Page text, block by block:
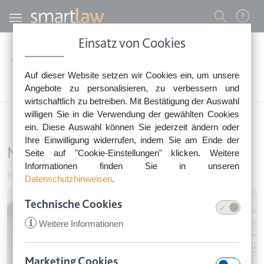
Einsatz von Cookies
Auf dieser Website setzen wir Cookies ein, um unsere
Angebote zu personalisieren, zu verbessern und
wirtschaftlich zu betreiben. Mit Bestätigung der Auswahl
willigen Sie in die Verwendung der gewählten Cookies
ein. Diese Auswahl können Sie jederzeit ändern oder
Ihre Einwilligung widerrufen, indem Sie am Ende der
Seite auf "Cookie-Einstellungen" klicken. Weitere
Informationen finden Sie in unseren
Datenschutzhinweisen.
Technische Cookies
i Weitere Informationen
Direkt zum Inhalt
0800 - 268 4 268 (kostenfrei)
Sie erreichen unser Service-Team:
Montag bis Freitag: 8-18 Uhr
Keine Rechtsberatung.
Benutzermenü
Startseite
Mieterhöhung trotzt Lärmbelastung?
Mieterhöhung trotzt Lärmbelastung?
Mieten & Wohnen • 18. Februar 2026